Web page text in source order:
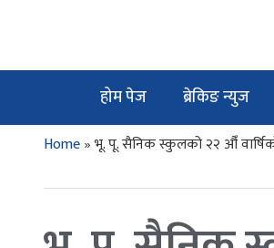
होम पेज ब्रेकिङ न्युज
Home»भू. पू. सैनिक स्कुलको २२ औँ